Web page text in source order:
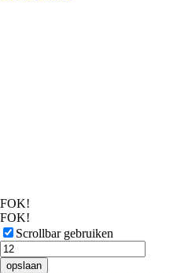
FOK!
FOK!
Scrollbar gebruiken
opslaan